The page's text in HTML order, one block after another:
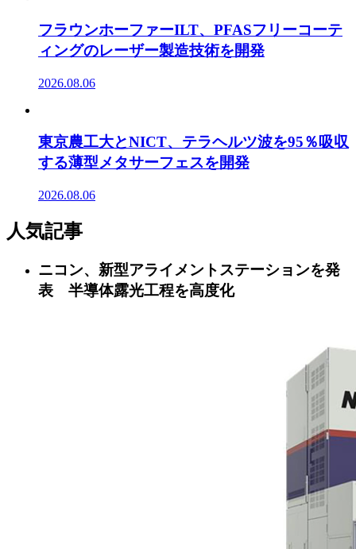
フラウンホーファーILT、PFASフリーコーテ
ィングのレーザー製造技術を開発
2026.08.06
東京農工大とNICT、テラヘルツ波を95％吸収
する薄型メタサーフェスを開発
2026.08.06
人気記事
ニコン、新型アライメントステーションを発
表 半導体露光工程を高度化